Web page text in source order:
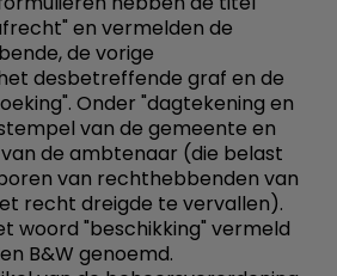
en vermelden de
de vorige
desbetreffende graf en de
Onder "dagtekening en
van de gemeente en
de ambtenaar (die belast
van rechthebbenden van
recht dreigde te vervallen).
woord "beschikking" vermeld
B&W genoemd.